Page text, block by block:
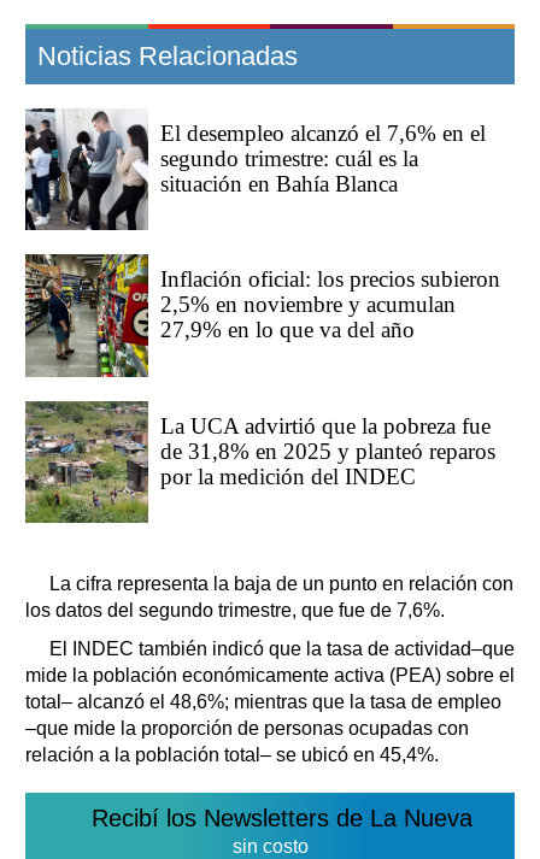
Noticias Relacionadas
El desempleo alcanzó el 7,6% en el
segundo trimestre: cuál es la
situación en Bahía Blanca
Inflación oficial: los precios subieron
2,5% en noviembre y acumulan
27,9% en lo que va del año
La UCA advirtió que la pobreza fue
de 31,8% en 2025 y planteó reparos
por la medición del INDEC
La cifra representa la baja de un punto en relación con
los datos del segundo trimestre, que fue de 7,6%.
El INDEC también indicó que la tasa de actividad–que
mide la población económicamente activa (PEA) sobre el
total– alcanzó el 48,6%; mientras que la tasa de empleo
–que mide la proporción de personas ocupadas con
relación a la población total– se ubicó en 45,4%.
Recibí los Newsletters de La Nueva
sin costo